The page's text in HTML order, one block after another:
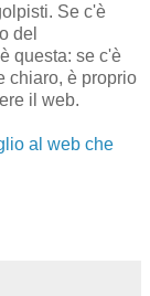
Se c'è
del
questa: se c'è
chiaro, è proprio
il web.
al web che